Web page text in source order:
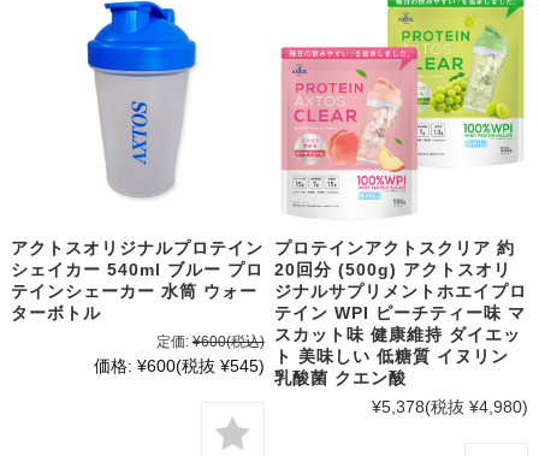
アクトスオリジナルプロテイン
シェイカー 540ml ブルー プロ
テインシェーカー 水筒 ウォー
ターボトル
定価: ¥600(税込)
価格: ¥600(税抜 ¥545)
プロテインアクトスクリア 約
20回分 (500g) アクトスオリ
ジナルサプリメントホエイプロ
テイン WPI ピーチティー味 マ
スカット味 健康維持 ダイエッ
ト 美味しい 低糖質 イヌリン
乳酸菌 クエン酸
¥5,378(税抜 ¥4,980)